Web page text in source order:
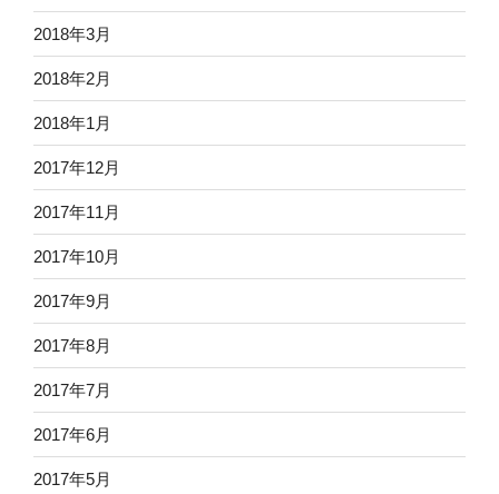
2018年3月
2018年2月
2018年1月
2017年12月
2017年11月
2017年10月
2017年9月
2017年8月
2017年7月
2017年6月
2017年5月